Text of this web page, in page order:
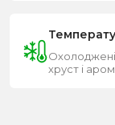
хруст і